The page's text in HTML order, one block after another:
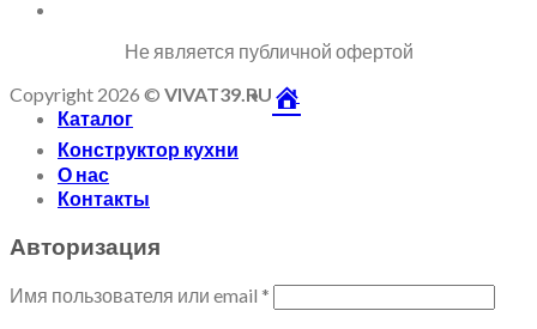
Не является публичной офертой
Copyright 2026 © VIVAT39.RU
Каталог
Конструктор кухни
О нас
Контакты
Авторизация
Имя пользователя или email *